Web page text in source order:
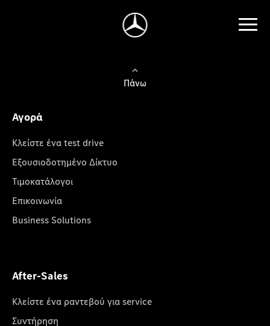
Πάνω
Αγορά
Κλείστε ένα test drive
Εξουσιοδοτημένο Δίκτυο
Τιμοκατάλογοι
Επικοινωνία
Business Solutions
After-Sales
Κλείστε ένα ραντεβού για service
Συντήρηση